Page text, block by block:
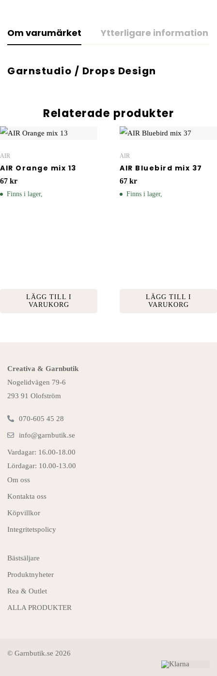
Om varumärket Ytterligare information
Garnstudio / Drops Design
Relaterade produkter
AIR
AIR Orange mix 13
67 kr
Finns i lager,
LÄGG TILL I
VARUKORG
AIR
AIR Bluebird mix 37
67 kr
Finns i lager,
LÄGG TILL I
VARUKORG
Creativa & Garnbutik
Nogelidvägen 79-6
293 91 Olofström
070-605 45 28
info@garnbutik.se
Vardagar: 16.00-18.00
Lördagar: 10.00-13.00
Om oss
Kontakta oss
Köpvillkor
Integritetspolicy
Bästsäljare
Produktnyheter
Rea & Outlet
ALLA PRODUKTER
© Garnbutik.se 2026